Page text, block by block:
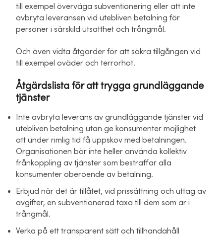
till exempel överväga subventionering eller att inte
avbryta leveransen vid utebliven betalning för
personer i särskild utsatthet och trångmål.
Och även vidta åtgärder för att säkra tillgången vid
till exempel oväder och terrorhot.
Åtgärdslista för att trygga grundläggande
tjänster
Inte avbryta leverans av grundläggande tjänster vid
utebliven betalning utan ge konsumenter möjlighet
att under rimlig tid få uppskov med betalningen.
Organisationen bör inte heller använda kollektiv
frånkoppling av tjänster som bestraffar alla
konsumenter oberoende av betalning.
Erbjud när det är tillåtet, vid prissättning och uttag av
avgifter, en subventionerad taxa till dem som är i
trångmål.
Verka på ett transparent sätt och tillhandahåll